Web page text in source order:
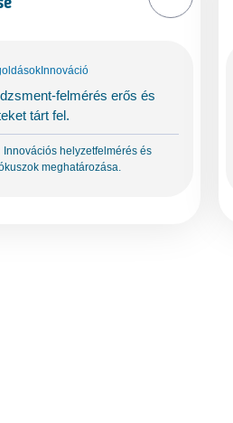
Innováció
felmérés erős és
tárt fel.
Innovációs helyzetfelmérés és
meghatározása.